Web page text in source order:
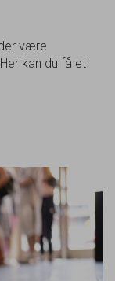
være
kan du få et